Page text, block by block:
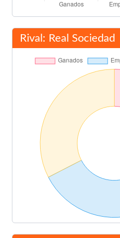
66'
Yunus Musah 68'
Gabriel Paulista
Asist: Gonçalo Guedes
Daniel Wass
Maxi Gómez
80'
Rival: Real Sociedad